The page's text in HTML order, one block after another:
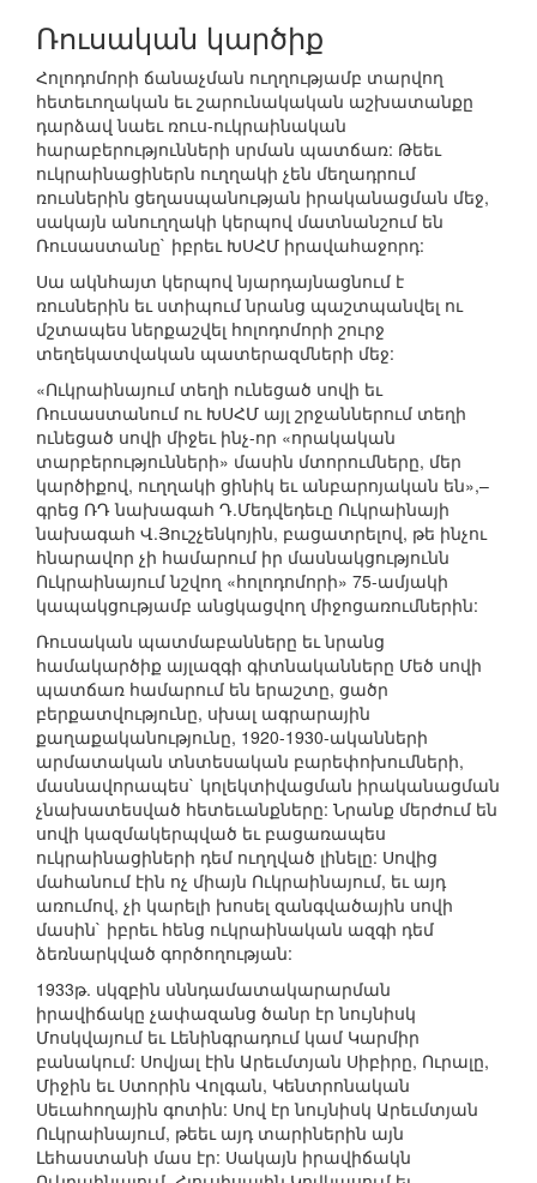
Ռուսական կարծիք
Հոլոդոմորի ճանաչման ուղղությամբ տարվող
հետեւողական եւ շարունակական աշխատանքը
դարձավ նաեւ ռուս-ուկրաինական
հարաբերությունների սրման պատճառ: Թեեւ
ուկրաինացիներն ուղղակի չեն մեղադրում
ռուսներին ցեղասպանության իրականացման մեջ,
սակայն անուղղակի կերպով մատնանշում են
Ռուսաստանը` իբրեւ ԽՍՀՄ իրավահաջորդ:
Սա ակնհայտ կերպով նյարդայնացնում է
ռուսներին եւ ստիպում նրանց պաշտպանվել ու
մշտապես ներքաշվել հոլոդոմորի շուրջ
տեղեկատվական պատերազմների մեջ:
«Ուկրաինայում տեղի ունեցած սովի եւ
Ռուսաստանում ու ԽՍՀՄ այլ շրջաններում տեղի
ունեցած սովի միջեւ ինչ-որ «որակական
տարբերությունների» մասին մտորումները, մեր
կարծիքով, ուղղակի ցինիկ եւ անբարոյական են»,–
գրեց ՌԴ նախագահ Դ.Մեդվեդեւը Ուկրաինայի
նախագահ Վ.Յուշչենկոյին, բացատրելով, թե ինչու
հնարավոր չի համարում իր մասնակցությունն
Ուկրաինայում նշվող «հոլոդոմորի» 75-ամյակի
կապակցությամբ անցկացվող միջոցառումներին:
Ռուսական պատմաբանները եւ նրանց
համակարծիք այլազգի գիտնականները Մեծ սովի
պատճառ համարում են երաշտը, ցածր
բերքատվությունը, սխալ ագրարային
քաղաքականությունը, 1920-1930-ականների
արմատական տնտեսական բարեփոխումների,
մասնավորապես` կոլեկտիվացման իրականացման
չնախատեսված հետեւանքները: Նրանք մերժում են
սովի կազմակերպված եւ բացառապես
ուկրաինացիների դեմ ուղղված լինելը: Սովից
մահանում էին ոչ միայն Ուկրաինայում, եւ այդ
առումով, չի կարելի խոսել զանգվածային սովի
մասին` իբրեւ հենց ուկրաինական ազգի դեմ
ձեռնարկված գործողության:
1933թ. սկզբին սննդամատակարարման
իրավիճակը չափազանց ծանր էր նույնիսկ
Մոսկվայում եւ Լենինգրադում կամ Կարմիր
բանակում: Սովյալ էին Արեւմտյան Սիբիրը, Ուրալը,
Միջին եւ Ստորին Վոլգան, Կենտրոնական
Սեւահողային գոտին: Սով էր նույնիսկ Արեւմտյան
Ուկրաինայում, թեեւ այդ տարիներին այն
Լեհաստանի մաս էր: Սակայն իրավիճակն